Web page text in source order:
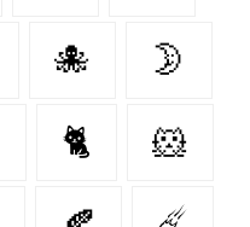
🐙 🌛
🐈 🐹